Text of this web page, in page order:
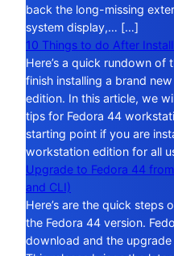
back the long-missing
system display,… […]
10 Things to do After
Here’s a quick rundown
finish installing a brand
edition. In this article, we
tips for Fedora 44
starting point if you are
workstation edition for all
Upgrade to Fedora 44
and CLI)
Here’s are the quick steps
the Fedora 44 version.
download and the